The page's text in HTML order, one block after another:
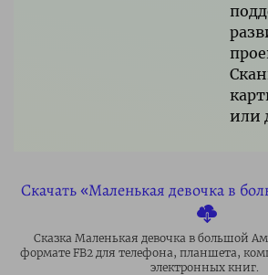
или
Скачать «Маленькая девочка в
Сказка Маленькая девочка в большой
формате FB2 для телефона, планшета,
электронных книг.